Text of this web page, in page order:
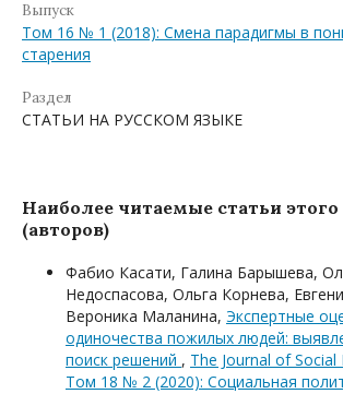
Выпуск
Том 16 № 1 (2018): Смена парадигмы в
старения
Раздел
СТАТЬИ НА РУССКОМ ЯЗЫКЕ
Наиболее читаемые статьи этого
(авторов)
Фабио Касати, Галина Барышева,
Недоспасова, Ольга Корнева,
Вероника Маланина, Экспертные
одиночества пожилых людей:
поиск решений , The Journal of Social
Том 18 № 2 (2020): Социальная